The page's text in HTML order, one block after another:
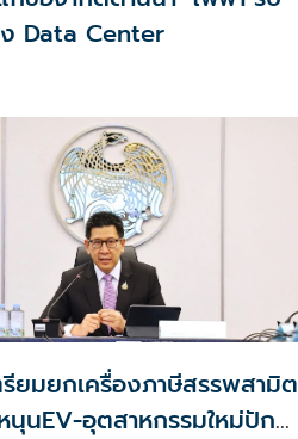
Data Center
รียมยกเครื่องภาษีสรรพสามิต
นุนEV-อุตสาหกรรมใหม่ปัก